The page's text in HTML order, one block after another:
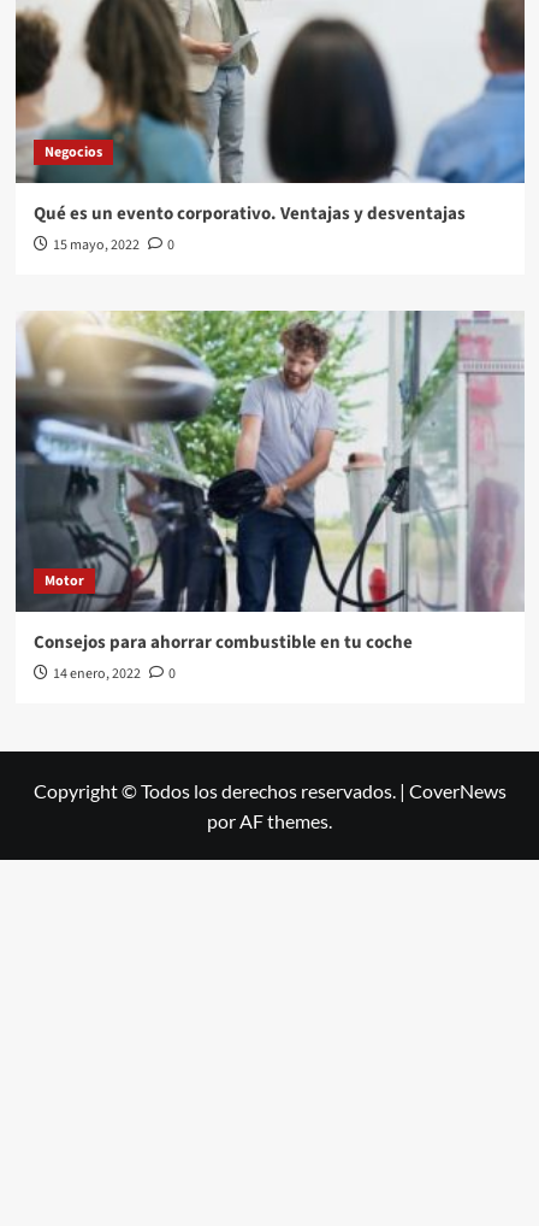
Negocios
Qué es un evento corporativo. Ventajas y desventajas
15 mayo, 2022 0
Motor
Consejos para ahorrar combustible en tu coche
14 enero, 2022 0
Copyright © Todos los derechos reservados. | CoverNews
por AF themes.